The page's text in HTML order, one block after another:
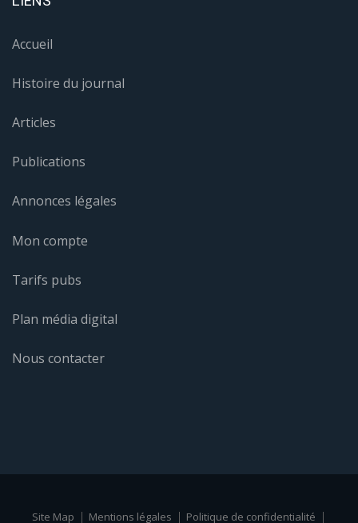
Accueil
Histoire du journal
Articles
Publications
Annonces légales
Mon compte
Tarifs pubs
Plan média digital
Nous contacter
Site Map Mentions légales Politique de confidentialité